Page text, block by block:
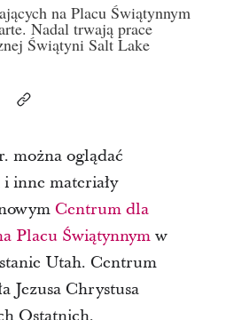
na Placu Świątynnym
Nadal trwają prace
Świątyni Salt Lake
można oglądać
inne materiały
Centrum dla
Placu Świątynnymw
Utah. Centrum
Jezusa Chrystusa